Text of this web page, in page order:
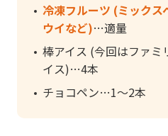
冷凍フルーツ (ミックス
ウイなど)
適量
棒アイス (今回はファミ
イス)
4本
チョコペン
1～2本